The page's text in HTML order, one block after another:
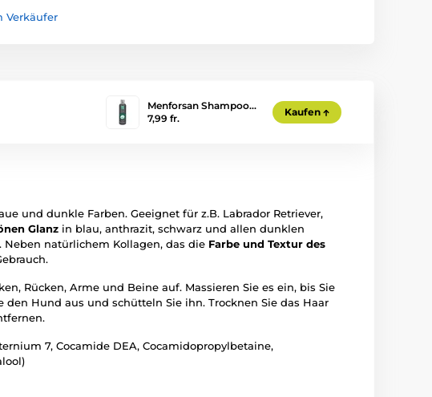
Verkäufer
Menforsan Shampoo…
7,99 fr.
Kaufen
und dunkle Farben. Geeignet für z.B. Labrador Retriever,
Glanz in blau, anthrazit, schwarz und allen dunklen
natürlichem Kollagen, das die Farbe und Textur des
Rücken, Arme und Beine auf. Massieren Sie es ein, bis Sie
Hund aus und schütteln Sie ihn. Trocknen Sie das Haar
7, Cocamide DEA, Cocamidopropylbetaine,